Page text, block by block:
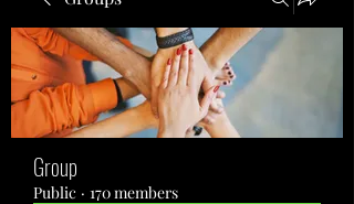
Group
Public · 170 members